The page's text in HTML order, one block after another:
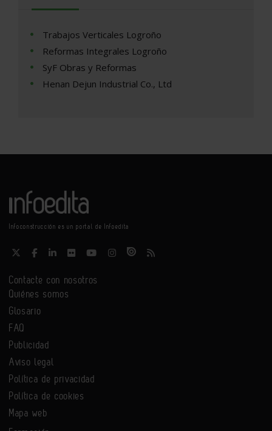
Trabajos Verticales Logroño
Reformas Integrales Logroño
SyF Obras y Reformas
Henan Dejun Industrial Co., Ltd
Infoconstrucción es un portal de Infoedita
Contacte con nosotros
Quiénes somos
Glosario
FAQ
Publicidad
Aviso legal
Política de privacidad
Política de cookies
Mapa web